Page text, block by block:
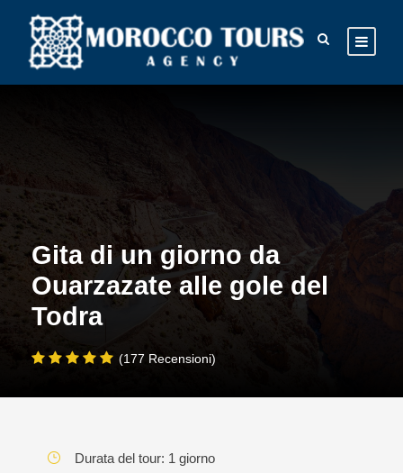
Gita di un giorno da
Ouarzazate alle gole del
Todra
(177 Recensioni)
Durata del tour: 1 giorno